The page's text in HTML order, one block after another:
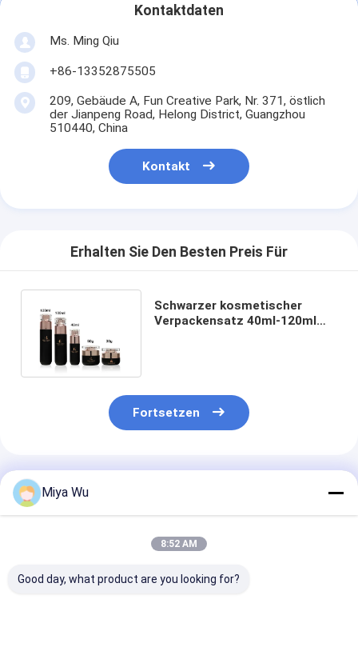
Kontaktdaten
Ms. Ming Qiu
+86-13352875505
209, Gebäude A, Fun Creative Park, Nr. 371, östlich
der Jianpeng Road, Helong District, Guangzhou
510440, China
Kontakt
Erhalten Sie Den Besten Preis Für
Schwarzer kosmetischer
Verpackensatz 40ml-120ml
Fortsetzen
Empfohlene Produkte
Miya Wu
8:52 AM
Good day, what product are you looking for?